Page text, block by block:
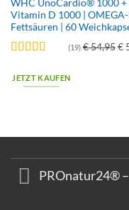
WHC UnoCardio® 1000 +
Vitamin D 1000 |
Fettsäuren | 60
mit4.72
von 5
(19) €54,95 €
JETZT KAUFEN
PROnatur24®